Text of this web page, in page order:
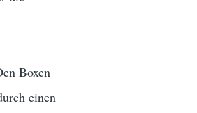
Boxen
einen